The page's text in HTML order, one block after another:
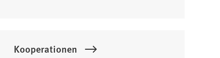
Kooperationen